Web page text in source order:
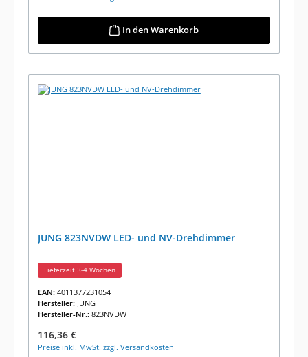
In den Warenkorb
JUNG 823NVDW LED- und NV-Drehdimmer
Lieferzeit 3-4 Wochen
EAN: 4011377231054
Hersteller: JUNG
Hersteller-Nr.: 823NVDW
Regulärer Preis:
116,36 €
Preise inkl. MwSt. zzgl. Versandkosten